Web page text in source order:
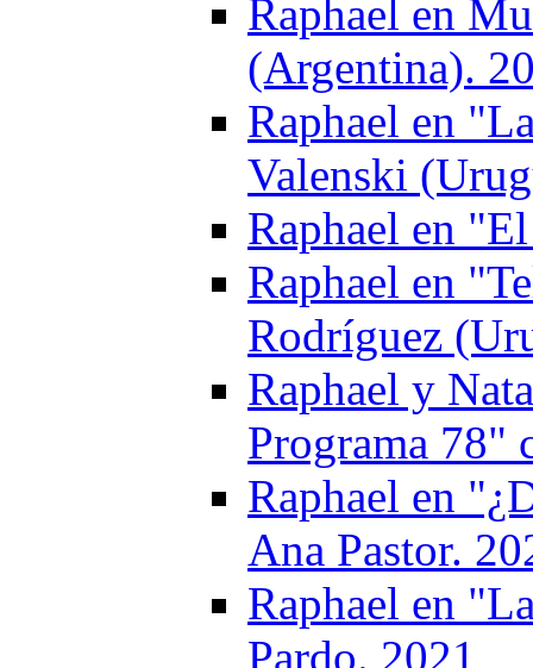
Raphael en
(Argentina).
Raphael en
Valenski
Raphael en
Raphael en
Rodríguez
Raphael y
Programa 78"
Raphael en
Ana Pastor.
Raphael en
Pardo. 2021